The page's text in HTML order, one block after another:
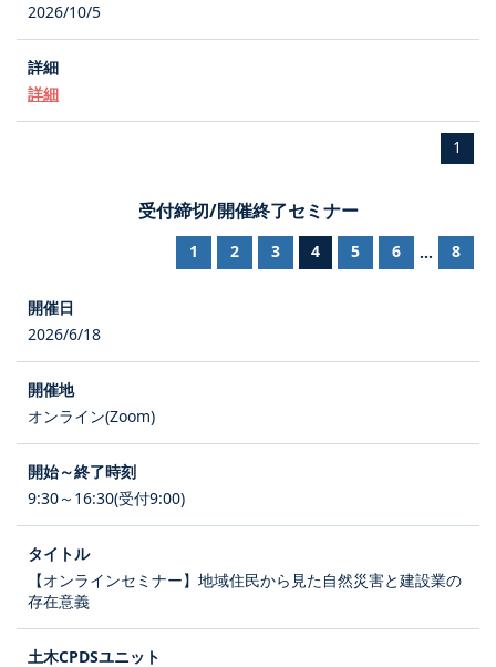
2026/10/5
詳細
1
受付締切/開催終了セミナー
1 2 3 4 5 6 ... 8
2026/6/18
オンライン(Zoom)
9:30～16:30(受付9:00)
【オンラインセミナー】地域住民から見た自然災害と建設業の
存在意義